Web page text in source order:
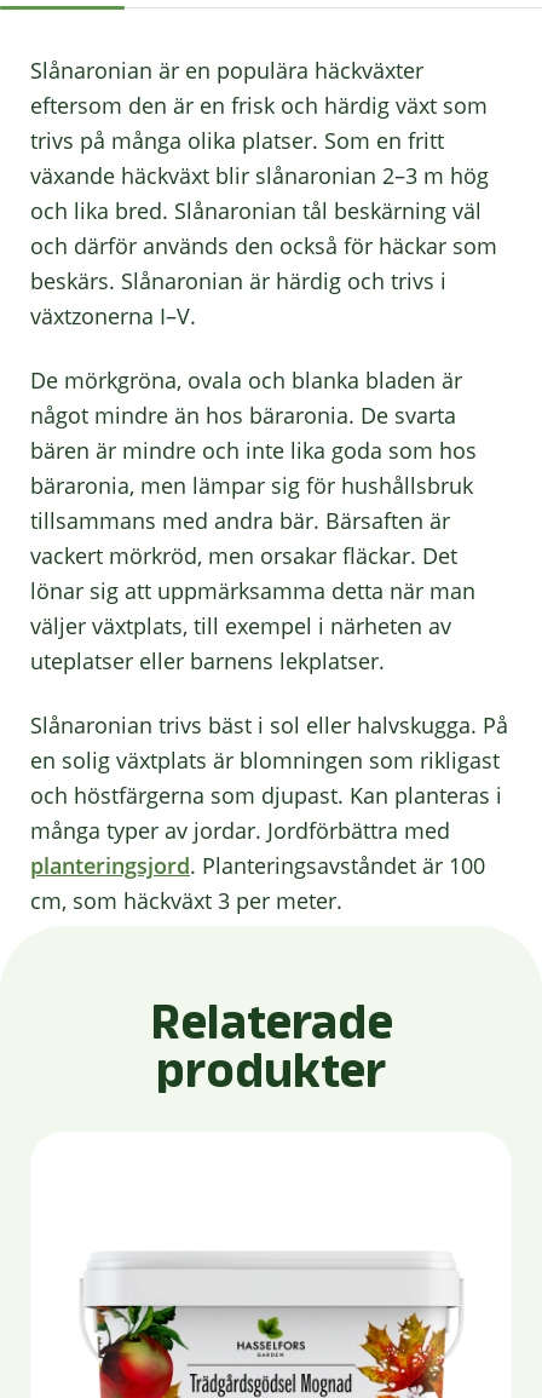
Slånaronian är en populära häckväxter
eftersom den är en frisk och härdig växt som
trivs på många olika platser. Som en fritt
växande häckväxt blir slånaronian 2–3 m hög
och lika bred. Slånaronian tål beskärning väl
och därför används den också för häckar som
beskärs. Slånaronian är härdig och trivs i
växtzonerna I–V.
De mörkgröna, ovala och blanka bladen är
något mindre än hos bäraronia. De svarta
bären är mindre och inte lika goda som hos
bäraronia, men lämpar sig för hushållsbruk
tillsammans med andra bär. Bärsaften är
vackert mörkröd, men orsakar fläckar. Det
lönar sig att uppmärksamma detta när man
väljer växtplats, till exempel i närheten av
uteplatser eller barnens lekplatser.
Slånaronian trivs bäst i sol eller halvskugga. På
en solig växtplats är blomningen som rikligast
och höstfärgerna som djupast. Kan planteras i
många typer av jordar. Jordförbättra med
planteringsjord. Planteringsavståndet är 100
cm, som häckväxt 3 per meter.
Relaterade
produkter